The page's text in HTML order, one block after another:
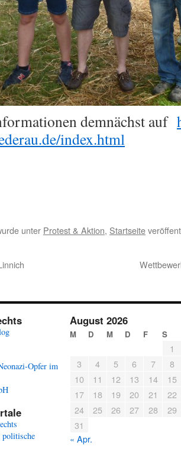
demnächst auf
index.html
unter Protest & Aktion, Startseite
Opfer im
politische
August 2026
M D M D F S
1
3
4 5 6 7
8
10
11 12 13 14
15
17
18 19 20 21
22
24
25 26 27 28
29
31
« Apr.